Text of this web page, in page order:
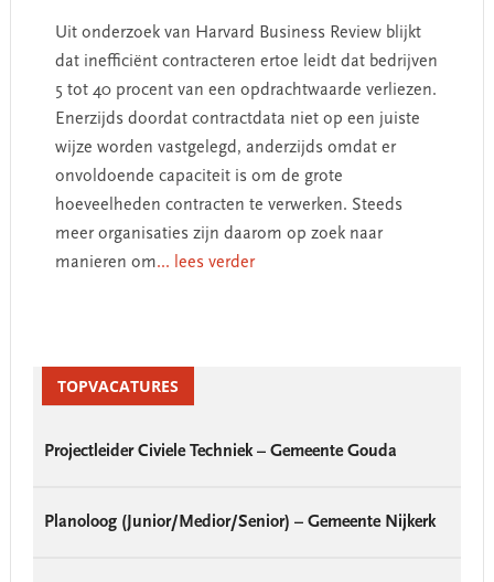
Uit onderzoek van Harvard Business Review blijkt
dat inefficiënt contracteren ertoe leidt dat bedrijven
5 tot 40 procent van een opdrachtwaarde verliezen.
Enerzijds doordat contractdata niet op een juiste
wijze worden vastgelegd, anderzijds omdat er
onvoldoende capaciteit is om de grote
hoeveelheden contracten te verwerken. Steeds
meer organisaties zijn daarom op zoek naar
manieren om... lees verder
SidebarTOPVACATURES
Projectleider Civiele Techniek – Gemeente Gouda
Planoloog (Junior/Medior/Senior) – Gemeente Nijkerk